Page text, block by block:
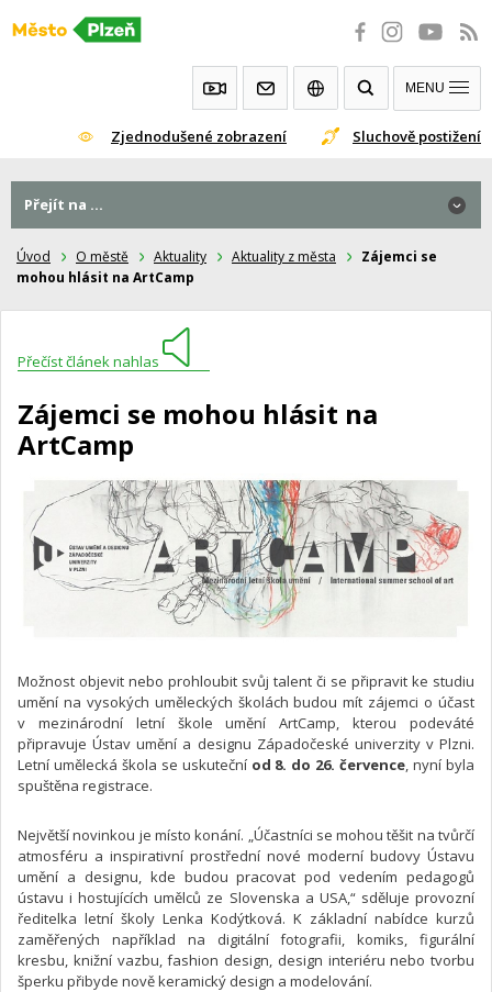
Přeskočit
Zjednodušené zobrazení Sluchově postižení
MENU
Úvod O městě Aktuality Aktuality z města
Zájemci se
mohou hlásit na ArtCamp
Přečíst článek nahlas
Zájemci se mohou hlásit na
ArtCamp
Možnost objevit nebo prohloubit svůj talent či se připravit ke studiu
umění na vysokých uměleckých školách budou mít zájemci o účast
v mezinárodní letní škole umění ArtCamp, kterou podeváté
připravuje Ústav umění a designu Západočeské univerzity v Plzni.
Letní umělecká škola se uskuteční od 8. do 26. července, nyní byla
spuštěna registrace.
Největší novinkou je místo konání. „Účastníci se mohou těšit na tvůrčí
atmosféru a inspirativní prostřední nové moderní budovy Ústavu
umění a designu, kde budou pracovat pod vedením pedagogů
ústavu i hostujících umělců ze Slovenska a USA,“ sděluje provozní
ředitelka letní školy Lenka Kodýtková. K základní nabídce kurzů
zaměřených například na digitální fotografii, komiks, figurální
kresbu, knižní vazbu, fashion design, design interiéru nebo tvorbu
šperku přibyde nově keramický design a modelování.
Přejít na ...